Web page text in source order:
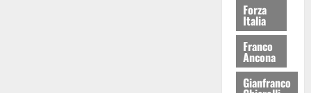
Forza
Italia
Franco
Ancona
Gianfranco